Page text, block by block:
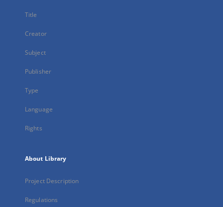
Title
Creator
Subject
Publisher
Type
Language
Rights
About Library
Project Description
Regulations